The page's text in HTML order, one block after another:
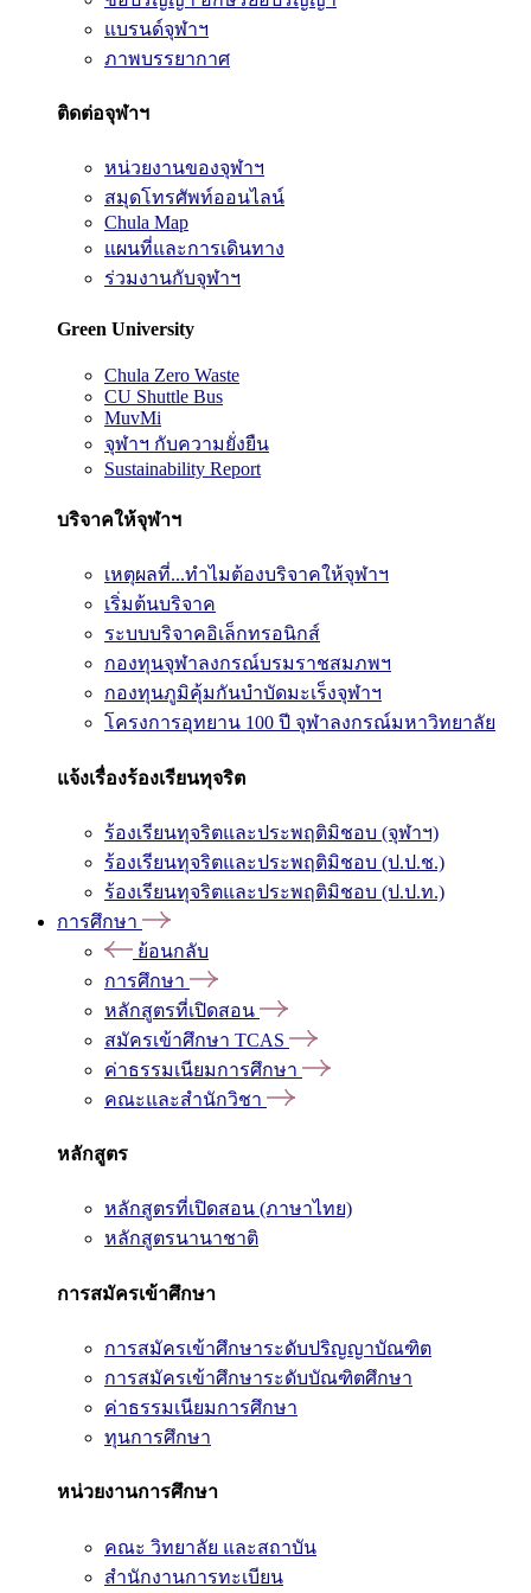
แบรนด์จุฬาฯ
ภาพบรรยากาศ
ติดต่อจุฬาฯ
หน่วยงานของจุฬาฯ
สมุดโทรศัพท์ออนไลน์
Chula Map
แผนที่และการเดินทาง
ร่วมงานกับจุฬาฯ
Green University
Chula Zero Waste
CU Shuttle Bus
MuvMi
จุฬาฯ กับความยั่งยืน
Sustainability Report
บริจาคให้จุฬาฯ
เหตุผลที่...ทำไมต้องบริจาคให้จุฬาฯ
เริ่มต้นบริจาค
ระบบบริจาคอิเล็กทรอนิกส์
กองทุนจุฬาลงกรณ์บรมราชสมภพฯ
กองทุนภูมิคุ้มกันบำบัดมะเร็งจุฬาฯ
โครงการอุทยาน 100 ปี จุฬาลงกรณ์มหาวิทยาลัย
แจ้งเรื่องร้องเรียนทุจริต
ร้องเรียนทุจริตและประพฤติมิชอบ (จุฬาฯ)
ร้องเรียนทุจริตและประพฤติมิชอบ (ป.ป.ช.)
ร้องเรียนทุจริตและประพฤติมิชอบ (ป.ป.ท.)
การศึกษา
ย้อนกลับ
การศึกษา
หลักสูตรที่เปิดสอน
สมัครเข้าศึกษา TCAS
ค่าธรรมเนียมการศึกษา
คณะและสำนักวิชา
หลักสูตร
หลักสูตรที่เปิดสอน (ภาษาไทย)
หลักสูตรนานาชาติ
การสมัครเข้าศึกษา
การสมัครเข้าศึกษาระดับปริญญาบัณฑิต
การสมัครเข้าศึกษาระดับบัณฑิตศึกษา
ค่าธรรมเนียมการศึกษา
ทุนการศึกษา
หน่วยงานการศึกษา
คณะ วิทยาลัย และสถาบัน
สำนักงานการทะเบียน